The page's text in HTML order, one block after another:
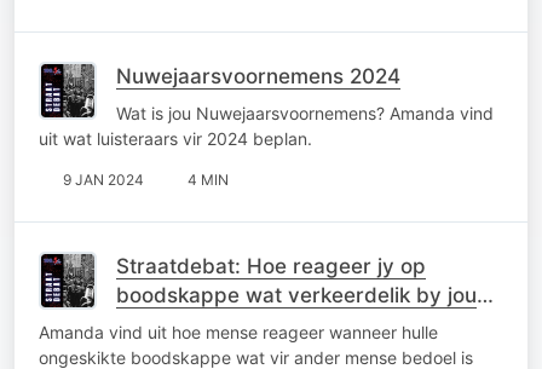
Nuwejaarsvoornemens 2024
Wat is jou Nuwejaarsvoornemens? Amanda vind
uit wat luisteraars vir 2024 beplan.
9 JAN 2024 4 MIN
Straatdebat: Hoe reageer jy op
boodskappe wat verkeerdelik by jou
uitkom?
Amanda vind uit hoe mense reageer wanneer hulle
ongeskikte boodskappe wat vir ander mense bedoel is